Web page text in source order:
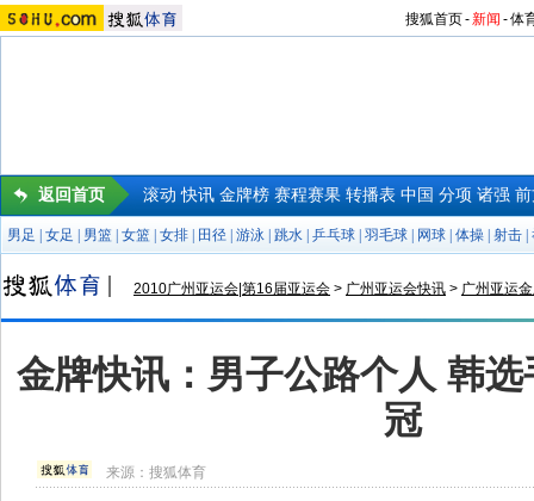
搜狐首页-新闻 -体
返回首页 滚动 快讯 金牌榜 赛程赛果 转播表 中国 分项 诸强
男足 女足 男篮 女篮 女排 田径 游泳 跳水 乒乓球 羽毛球 网球 体操 射击
2010广州亚运会|第16届亚运会 > 广州亚运会快讯 > 广州亚运
金牌快讯：男子公路个人 韩
冠
来源：搜狐体育